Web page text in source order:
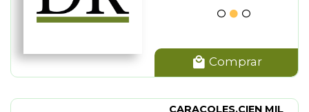
Comprar
CARACOLES.CIEN MIL